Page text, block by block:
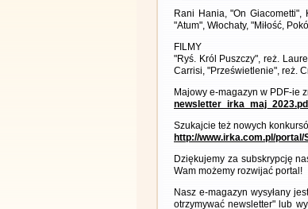
Rani Hania, "On Giacometti",
"Atum", Włochaty, "Miłość,
FILMY
"Ryś. Król Puszczy", reż.
Carrisi, "Prześwietlenie", reż.
Majowy e-magazyn w PDF-ie
Szukajcie też nowych
http://www.irka.com.pl/
Dziękujemy za subskrypcję
Wam możemy rozwijać portal!
Nasz e-magazyn wysyłany
otrzymywać newsletter" lub